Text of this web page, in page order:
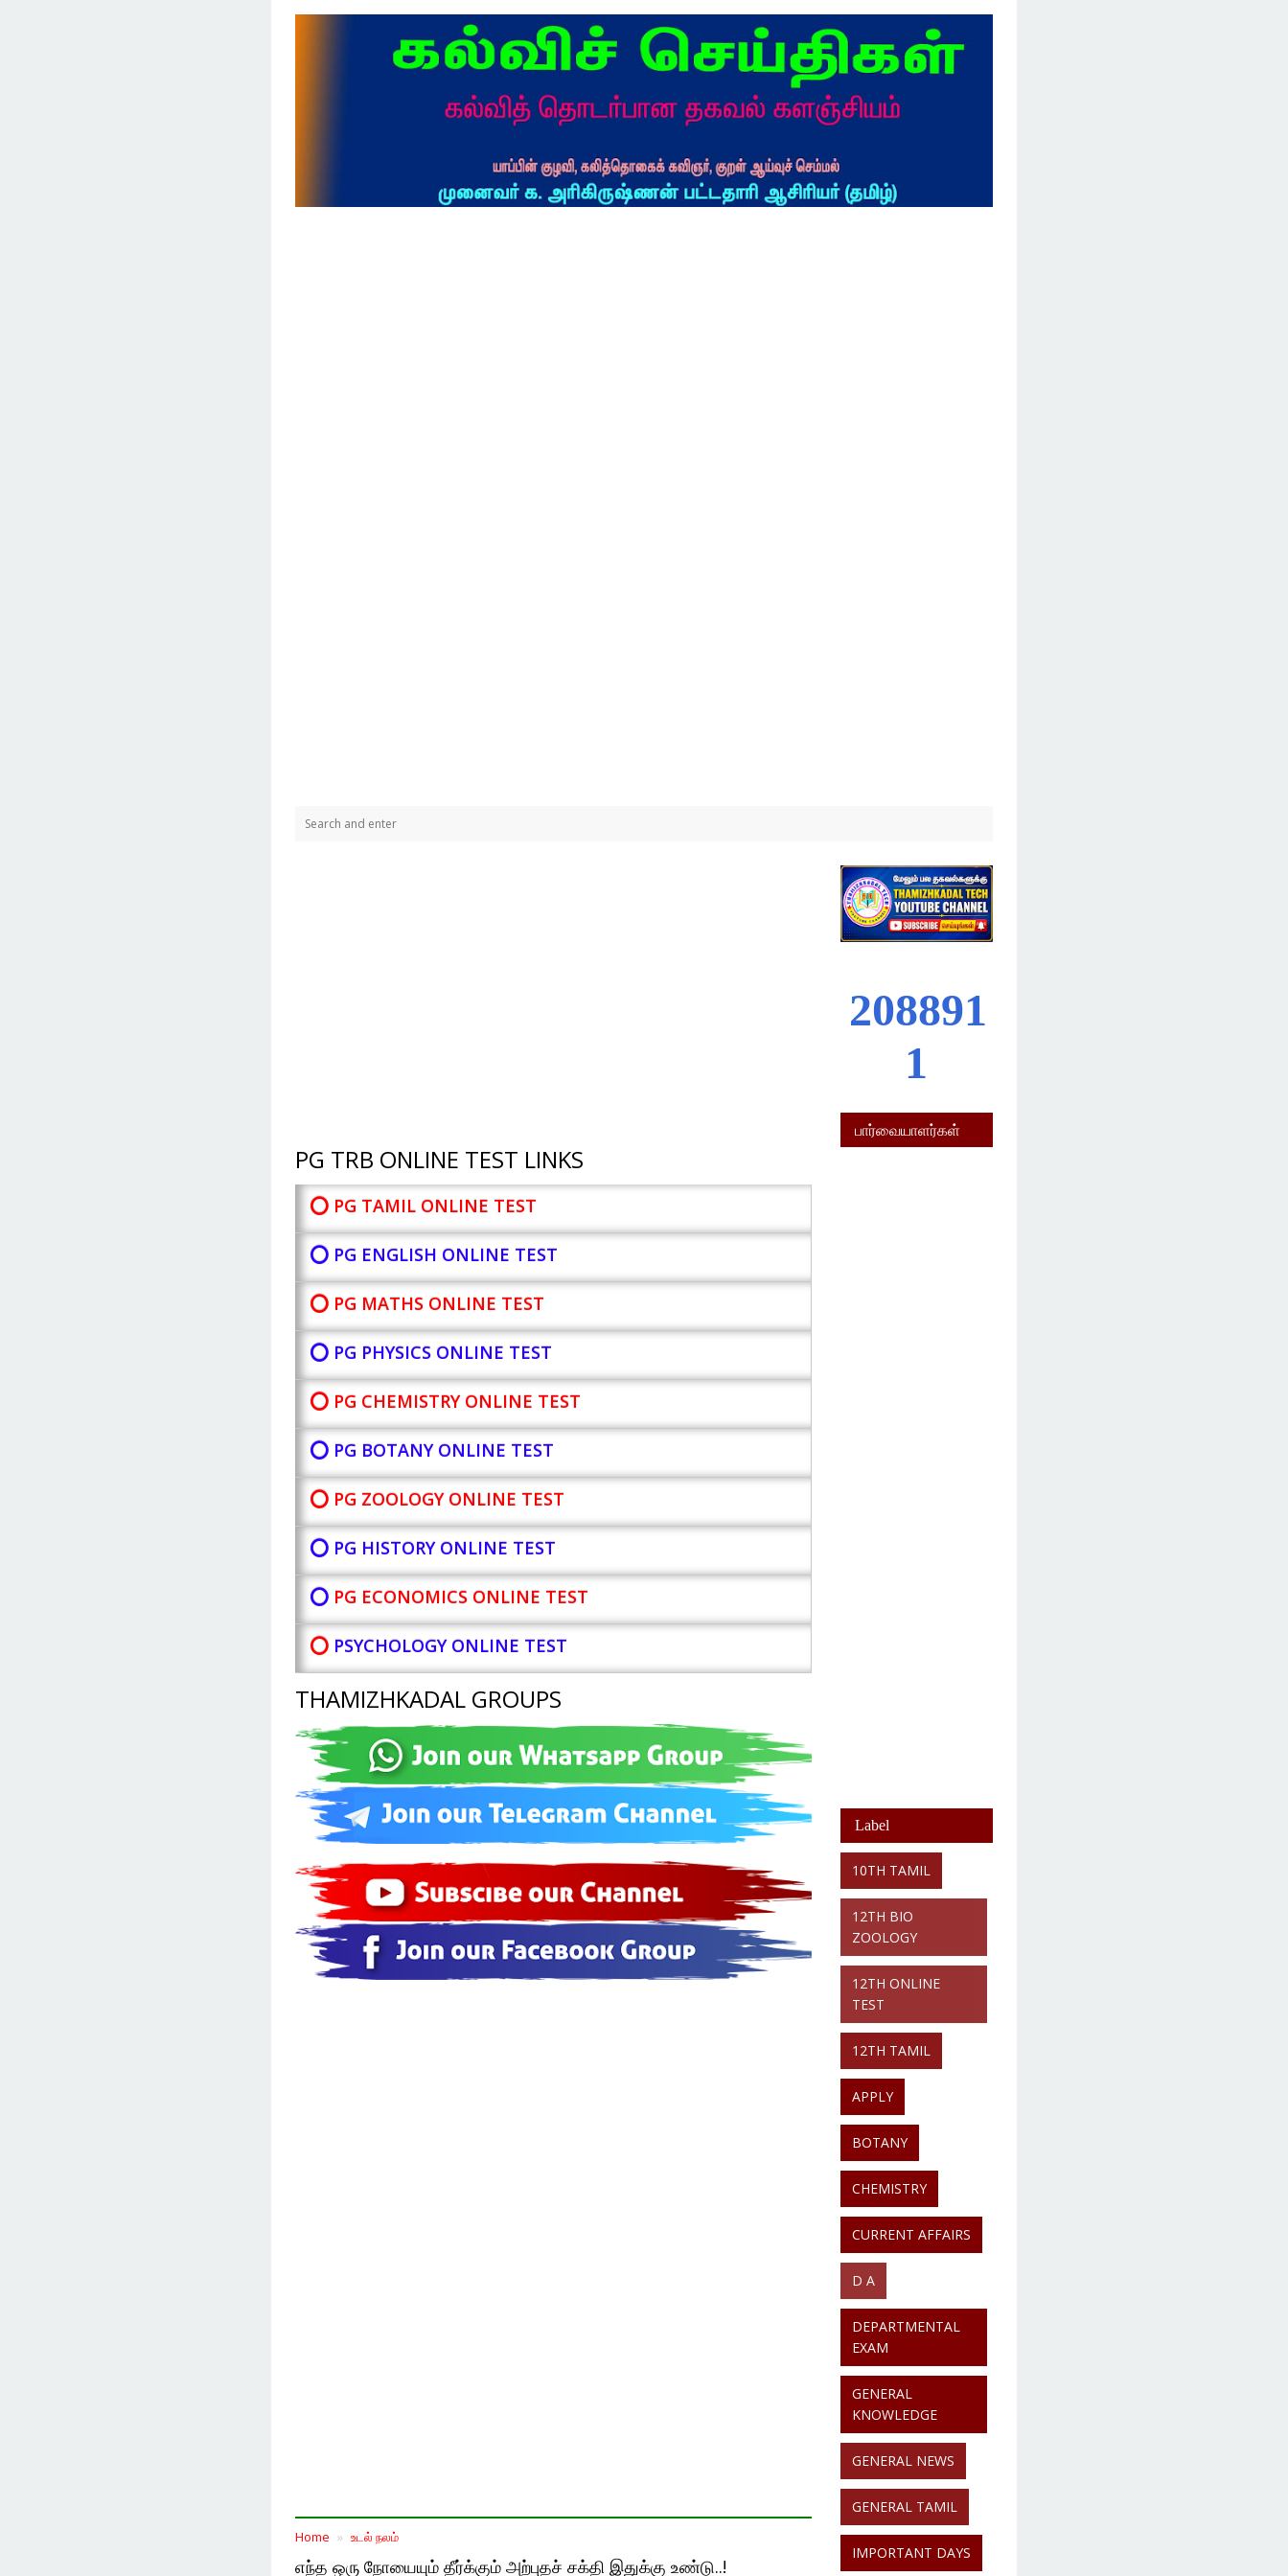
PG TRB ONLINE TEST LINKS
⭕ PG TAMIL ONLINE TEST
⭕ PG ENGLISH ONLINE TEST
⭕ PG MATHS ONLINE TEST
⭕ PG PHYSICS ONLINE TEST
⭕ PG CHEMISTRY ONLINE TEST
⭕ PG BOTANYONLINE TEST
⭕ PG ZOOLOGY ONLINE TEST
⭕ PG HISTORY ONLINE TEST
⭕ PG ECONOMICS ONLINE TEST
⭕ PSYCHOLOGY ONLINE TEST
THAMIZHKADAL GROUPS
Home உடல் நலம்
எந்த ஒரு நோயையும் தீர்க்கும் அற்புதச் சக்தி இதுக்கு உண்டு..!
208891
1
பார்வையாளர்கள்
Label
10TH TAMIL
12TH BIO
ZOOLOGY
12TH ONLINE
TEST
12TH TAMIL
APPLY
BOTANY
CHEMISTRY
CURRENT AFFAIRS
D A
DEPARTMENTAL
EXAM
GENERAL
KNOWLEDGE
GENERAL NEWS
GENERAL TAMIL
IMPORTANT DAYS